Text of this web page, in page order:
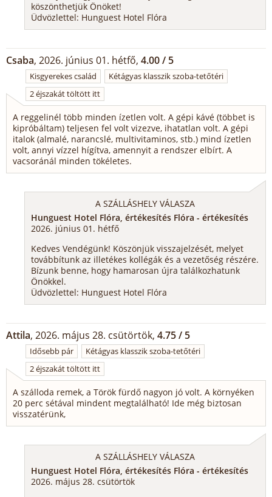
köszönthetjük Önöket!
Üdvözlettel: Hunguest Hotel Flóra
Csaba, 2026. június 01. hétfő, 4.00 / 5
Kisgyerekes család
Kétágyas klasszik szoba-tetőtéri
2 éjszakát töltött itt
A reggelinél több minden ízetlen volt. A gépi kávé (többet is
kipróbáltam) teljesen fel volt vizezve, ihatatlan volt. A gépi
italok (almalé, narancslé, multivitaminos, stb.) mind ízetlen
volt, annyi vízzel hígítva, amennyit a rendszer elbírt. A
vacsoránál minden tökéletes.
A SZÁLLÁSHELY VÁLASZA
Hunguest Hotel Flóra, értékesítés Flóra - értékesítés
2026. június 01. hétfő
Kedves Vendégünk! Köszönjük visszajelzését, melyet
továbbítunk az illetékes kollégák és a vezetőség részére.
Bízunk benne, hogy hamarosan újra találkozhatunk
Önökkel.
Üdvözlettel: Hunguest Hotel Flóra
Attila, 2026. május 28. csütörtök, 4.75 / 5
Idősebb pár
Kétágyas klasszik szoba-tetőtéri
2 éjszakát töltött itt
A szálloda remek, a Török fürdő nagyon jó volt. A környéken
20 perc sétával mindent megtalálható! Ide még biztosan
visszatérünk,
A SZÁLLÁSHELY VÁLASZA
Hunguest Hotel Flóra, értékesítés Flóra - értékesítés
2026. május 28. csütörtök